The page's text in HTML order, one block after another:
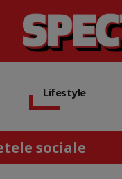
Lifestyle
sociale